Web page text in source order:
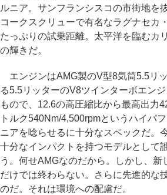
ルニア。サンフランシスコの市街地を抜
コークスクリューで有名なラグナセカ
たっぷりの試乗距離。太平洋を臨むカ
の輝きだ。
エンジンはAMG製のV型8気筒5.5リ
る5.5リッターのV8ツインターボエン
もので、12.6の高圧縮比から最高出力
トルク540Nm/4,500rpmというハイパ
ニアを唸らせるに十分なスペックだ。
十分なインパクトを持つモデルとして
う。何せAMGなのだから。しかし、新
だけでは終わらない。さらに先進的な
のだ。それは環境への配慮だ。